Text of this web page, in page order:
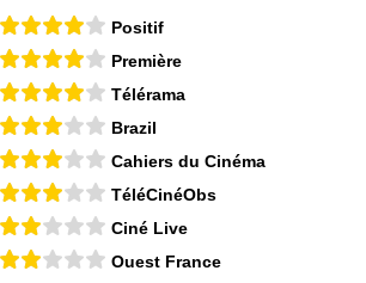
Positif
Première
Télérama
Brazil
Cahiers du Cinéma
TéléCinéObs
Ciné Live
Ouest France